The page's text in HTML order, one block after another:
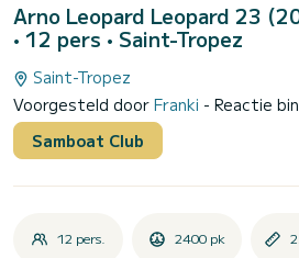
Arno Leopard Leopard 23
• 12 pers • Saint-Tropez
Saint-Tropez
Voorgesteld door Franki - Reactie
Samboat Club
12 pers. 2400 pk